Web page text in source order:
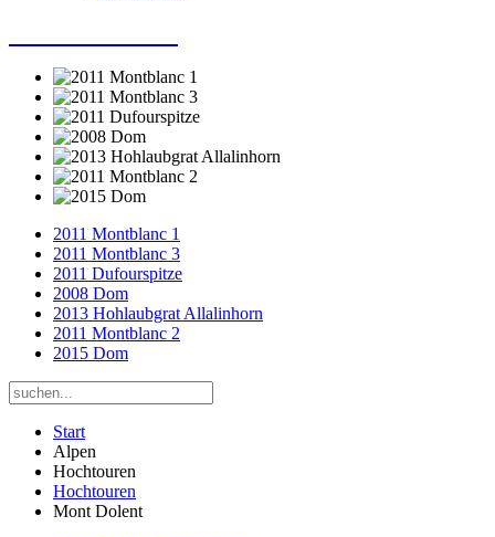
2011 Montblanc 1
2011 Montblanc 3
2011 Dufourspitze
2008 Dom
2013 Hohlaubgrat Allalinhorn
2011 Montblanc 2
2015 Dom
Start
Alpen
Hochtouren
Hochtouren
Mont Dolent